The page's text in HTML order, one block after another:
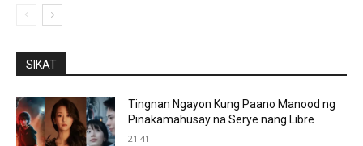
SIKAT
Tingnan Ngayon Kung Paano Manood ng
Pinakamahusay na Serye nang Libre
21:41